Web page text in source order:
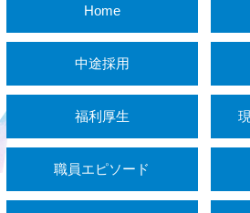
Home
中途採用
福利厚生
職員エピソード